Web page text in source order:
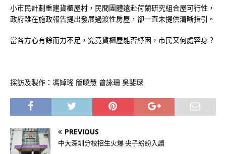
小市民計劃重建貨櫃屋村，民間團體遠赴荷蘭研究組合屋可行性，
政府雖在施政報告提出發展過渡性房屋，卻一直未提供清晰指引。
當各方心有餘而力不足，究竟貨櫃屋能否紓困，市民又何處容身？
採訪及製作：馮婥瑤 簡曉慧 曾詠珊 吳斐琛
PREVIOUS
中大深圳分校招生火爆 尖子紛紛入讀